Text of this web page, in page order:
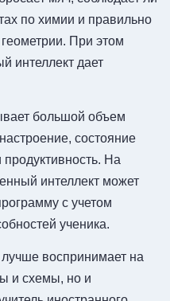
по химии и правильно
При этом
интеллект дает
большой объем
состояние
продуктивность. На
интеллект может
с учетом
ученика.
воспринимает на
и схемы, но и